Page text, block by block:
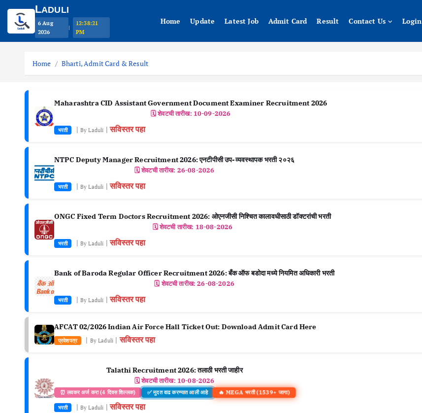
Home Bharti, Admit Card & Result
Maharashtra CID Assistant Government Document Examiner Recruitment 2026
🗓️ शेवटची तारीख: 10-09-2026
भरती | By Laduli |सविस्तर पहा
NTPC Deputy Manager Recruitment 2026: एनटीपीसी उप-व्यवस्थापक भरती २०२६
🗓️ शेवटची तारीख: 26-08-2026
भरती | By Laduli |सविस्तर पहा
ONGC Fixed Term Doctors Recruitment 2026: ओएनजीसी निश्चित कालावधीसाठी डॉक्टरांची भरती
🗓️ शेवटची तारीख: 18-08-2026
भरती | By Laduli |सविस्तर पहा
Bank of Baroda Regular Officer Recruitment 2026: बँक ऑफ बडोदा मध्ये नियमित अधिकारी भरती
🗓️ शेवटची तारीख:26-08-2026
भरती | By Laduli |सविस्तर पहा
AFCAT 02/2026 Indian Air Force Hall Ticket Out: Download Admit Card Here
प्रवेशपत्र | By Laduli |सविस्तर पहा
Talathi Recruitment 2026: तलाठी भरती जाहीर
🗓️ शेवटची तारीख: 10-08-2026
⏰ लवकर अर्ज करा (4 दिवस शिल्लक) ✅ मुदत वाढ करण्यात आली आहे 🔥 MEGA भरती (1539+ जागा)
भरती | By Laduli |सविस्तर पहा
LADULI
6 Aug
2026
|
12:38:22
PM
Home Update Latest Job Admit Card Result Contact Us Login